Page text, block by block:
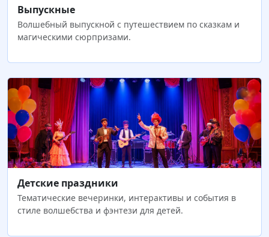
Выпускные
Волшебный выпускной с путешествием по сказкам и
магическими сюрпризами.
Детские праздники
Тематические вечеринки, интерактивы и события в
стиле волшебства и фэнтези для детей.